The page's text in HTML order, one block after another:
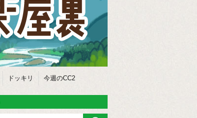
ドッキリ 今週のCC2